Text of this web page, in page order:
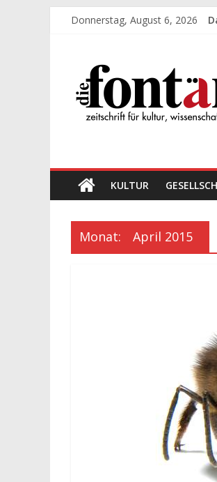
ZumDonnerstag, August 6, 2026
Die
Fontäne
kultur,
wissenschaft
und
KULTUR
Monat: April 2015